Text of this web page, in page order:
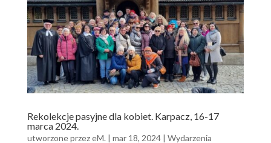
Rekolekcje pasyjne dla kobiet. Karpacz, 16-17
marca 2024.
utworzone przezeM. | mar 18, 2024| Wydarzenia